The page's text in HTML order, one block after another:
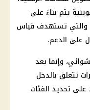
يتم بناءً على
والتي تستهدف قياس
على الدعم.
وإنما بعد
تتعلق بالدخل
على تحديد الفئات